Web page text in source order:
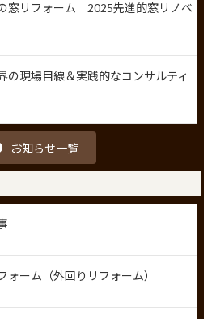
窓リフォーム 2025先進的窓リノベ
の現場目線＆実践的なコンサルティ
お知らせ一覧
ーム（外回りリフォーム）